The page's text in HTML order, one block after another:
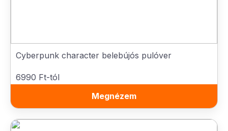
Cyberpunk character belebújós pulóver
6990 Ft-tól
Megnézem